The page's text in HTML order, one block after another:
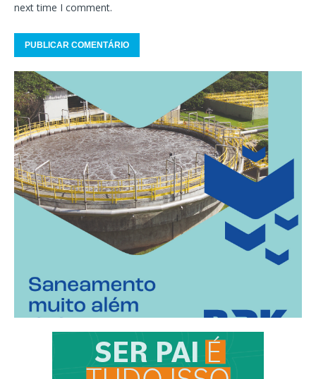
next time I comment.